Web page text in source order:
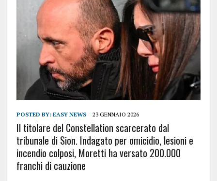
POSTED BY: EASY NEWS 23 GENNAIO 2026
Il titolare del Constellation scarcerato dal
tribunale di Sion. Indagato per omicidio, lesioni e
incendio colposi, Moretti ha versato 200.000
franchi di cauzione